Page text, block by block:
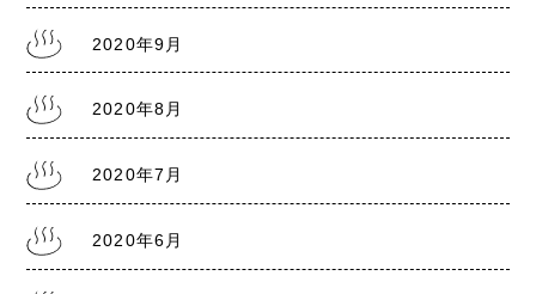
2020年9月
2020年8月
2020年7月
2020年6月